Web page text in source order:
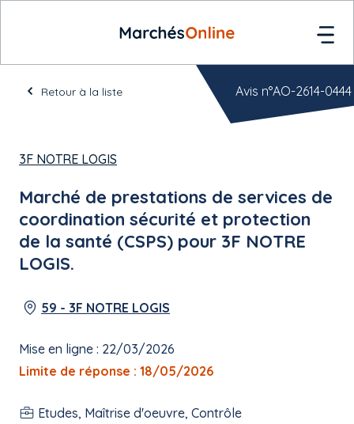
Retour à la liste
3F NOTRE LOGIS
Marché de prestations de services de
coordination sécurité et protection
de la santé (CSPS) pour 3F NOTRE
LOGIS.
59 - 3F NOTRE LOGIS
Mise en ligne : 22/03/2026
Limite de réponse : 18/05/2026
Etudes, Maîtrise d'oeuvre, Contrôle
Avis n°AO-2614-0444